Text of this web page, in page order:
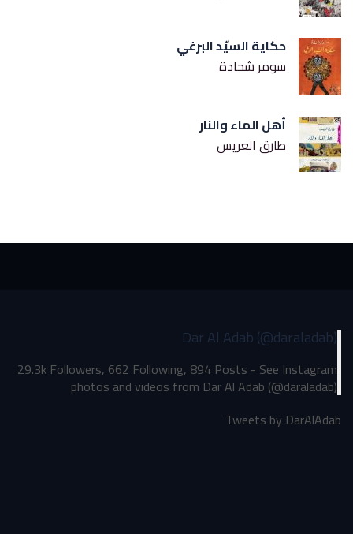
حكاية السيّد البرغي
سومر شحادة
أهل الماء والنار
طارق العريس
Dar Al Adab (@daraladab)
29.3k Followers, 662 Following, 894 Posts - See Instagram
photos and videos from Dar Al Adab (@daraladab)
Tweets by DarAlAdab